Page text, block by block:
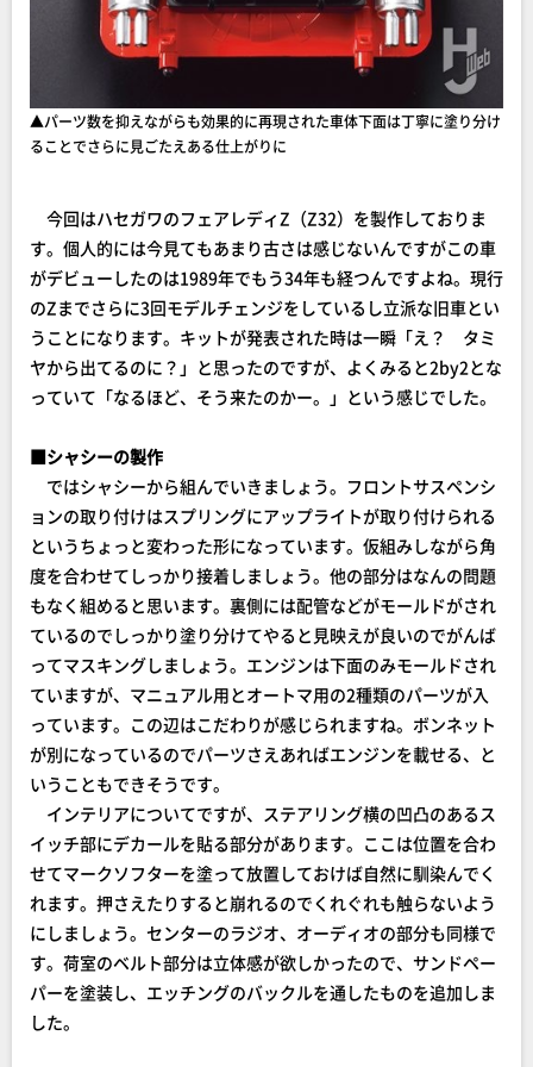
▲︎パーツ数を抑えながらも効果的に再現された車体下面は丁寧に塗り分け
ることでさらに見ごたえある仕上がりに
今回はハセガワのフェアレディZ（Z32）を製作しておりま
す。個人的には今見てもあまり古さは感じないんですがこの車
がデビューしたのは1989年でもう34年も経つんですよね。現行
のZまでさらに3回モデルチェンジをしているし立派な旧車とい
うことになります。キットが発表された時は一瞬「え？ タミ
ヤから出てるのに？」と思ったのですが、よくみると2by2とな
っていて「なるほど、そう来たのかー。」という感じでした。
■シャシーの製作
ではシャシーから組んでいきましょう。フロントサスペンシ
ョンの取り付けはスプリングにアップライトが取り付けられる
というちょっと変わった形になっています。仮組みしながら角
度を合わせてしっかり接着しましょう。他の部分はなんの問題
もなく組めると思います。裏側には配管などがモールドがされ
ているのでしっかり塗り分けてやると見映えが良いのでがんば
ってマスキングしましょう。エンジンは下面のみモールドされ
ていますが、マニュアル用とオートマ用の2種類のパーツが入
っています。この辺はこだわりが感じられますね。ボンネット
が別になっているのでパーツさえあればエンジンを載せる、と
いうこともできそうです。
インテリアについてですが、ステアリング横の凹凸のあるス
イッチ部にデカールを貼る部分があります。ここは位置を合わ
せてマークソフターを塗って放置しておけば自然に馴染んでく
れます。押さえたりすると崩れるのでくれぐれも触らないよう
にしましょう。センターのラジオ、オーディオの部分も同様で
す。荷室のベルト部分は立体感が欲しかったので、サンドペー
パーを塗装し、エッチングのバックルを通したものを追加しま
した。